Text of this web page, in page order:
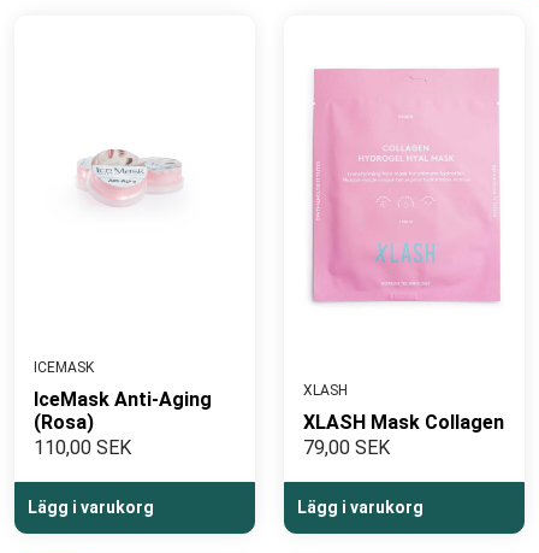
ICEMASK
IceMask Anti-Aging
(Rosa)
110,00 SEK
Lägg i varukorg
XLASH
XLASH Mask Collagen
79,00 SEK
Lägg i varukorg